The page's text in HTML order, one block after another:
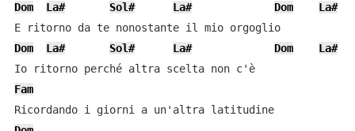
Dom La# Sol# La# Dom La#
E ritorno da te nonostante il mio orgoglio
Dom
La# Sol# La# Dom La#
Io ritorno perché altra scelta non c'è
Fam
Ricordando i giorni a un'altra latitudine